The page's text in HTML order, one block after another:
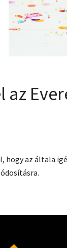
az
az általa